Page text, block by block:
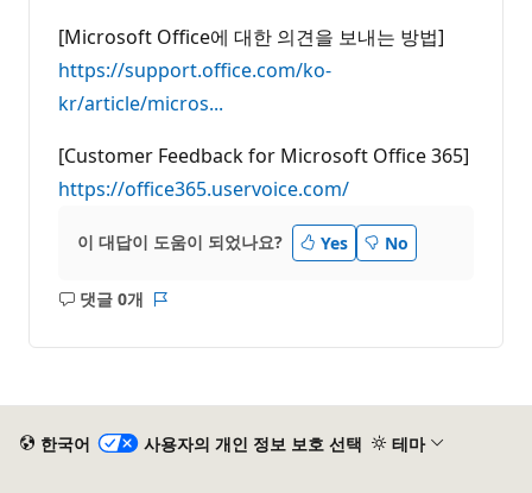
[Microsoft Office에 대한 의견을 보내는 방법]
https://support.office.com/ko-
kr/article/micros...
[Customer Feedback for Microsoft Office 365]
https://office365.uservoice.com/
이 대답이 도움이 되었나요? Yes No
댓글 0개
설
한국어 사용자의 개인 정보 보호 선택 테마